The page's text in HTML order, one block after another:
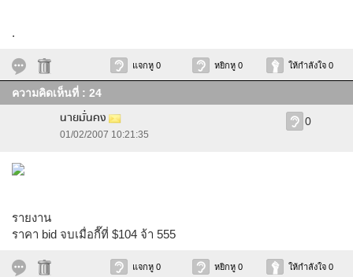
.
แจกหู 0 หยิกหู 0 ให้กำลังใจ 0
ความคิดเห็นที่ : 24
นายมั่นคง
01/02/2007 10:21:35
0
รายงาน
ราคา bid จบเมื่อกี๊ที่ $104 จ้า 555
แจกหู 0 หยิกหู 0 ให้กำลังใจ 0